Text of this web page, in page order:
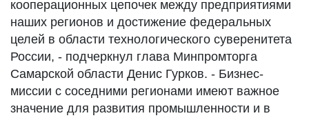
кооперационных цепочек между предприятиями
наших регионов и достижение федеральных
целей в области технологического суверенитета
России, - подчеркнул глава Минпромторга
Самарской области Денис Гурков. - Бизнес-
миссии с соседними регионами имеют важное
значение для развития промышленности и в